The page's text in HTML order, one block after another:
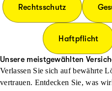
Rechtsschutz
Haftpflicht
Unsere meistgewählten
Verlassen Sie sich auf bewährte
vertrauen. Entdecken Sie, was